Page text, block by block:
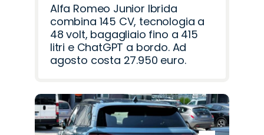
Alfa Romeo Junior Ibrida
combina 145 CV, tecnologia a
48 volt, bagagliaio fino a 415
litri e ChatGPT a bordo. Ad
agosto costa 27.950 euro.